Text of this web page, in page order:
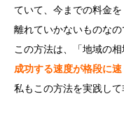
ていて、今までの料金
離れていかないものなの
この方法は、「地域の
成功する速度が格段に速
私もこの方法を実践して